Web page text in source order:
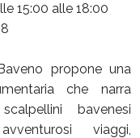
15:00 alle 18:00
propone una
che narra
bavenesi
viaggi,